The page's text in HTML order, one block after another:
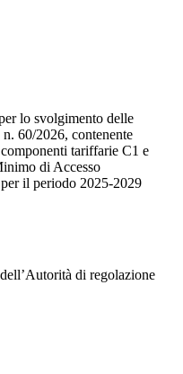
lo svolgimento delle
60/2026, contenente
tariffarie C1 e
di Accesso
il periodo 2025-2029
di regolazione